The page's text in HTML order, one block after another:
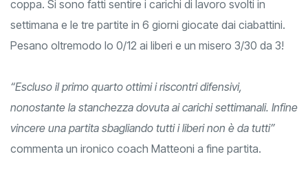
coppa. Si sono fatti sentire i carichi di lavoro svolti in
settimana e le tre partite in 6 giorni giocate dai ciabattini.
Pesano oltremodo lo 0/12 ai liberi e un misero 3/30 da 3!
“Escluso il primo quarto ottimi i riscontri difensivi,
nonostante la stanchezza dovuta ai carichi settimanali. Infine
vincere una partita sbagliando tutti i liberi non è da tutti”
commenta un ironico coach Matteoni a fine partita.